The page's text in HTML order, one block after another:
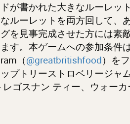
が書かれた大きなルーレッ
ルーレットを両方回して、
を見事完成させた方には素
す。本ゲームへの参加条件
（@greatbritishfood）を
プトリーストロベリージャ
レゴスナン ティー、ウォー